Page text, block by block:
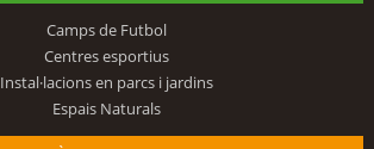
Camps de Futbol
Centres esportius
Instal·lacions en parcs i jardins
Espais Naturals